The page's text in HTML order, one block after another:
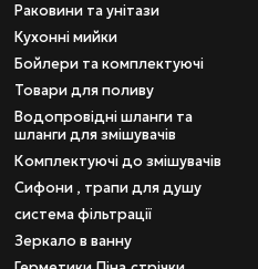
Раковини та унітази
Кухонні мийки
Бойлери та комплектуючі
Товари для поливу
Водопровідні шланги та
шланги для змішувачів
Комплектуючі до змішувачів
Сифони , трапи для душу
система фільтрації
Зеркало в ванну